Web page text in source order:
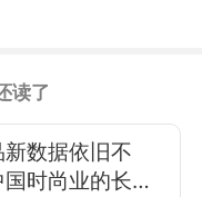
读了
数据依旧不
时尚业的长期